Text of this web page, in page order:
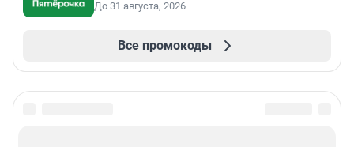
До 31 августа, 2026
Все промокоды